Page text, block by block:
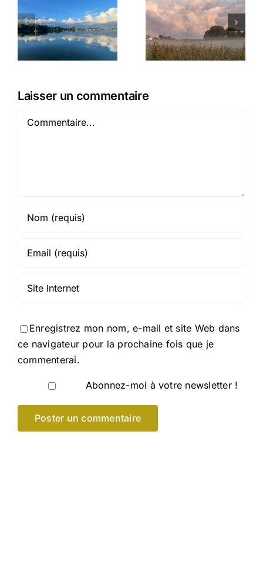
Matinale
plouhinecoise
L’appel de
la mousse
Laisser un commentaire
Commentaire
Enregistrez mon nom, e-mail et site Web dans
ce navigateur pour la prochaine fois que je
commenterai.
Abonnez-moi à votre newsletter !